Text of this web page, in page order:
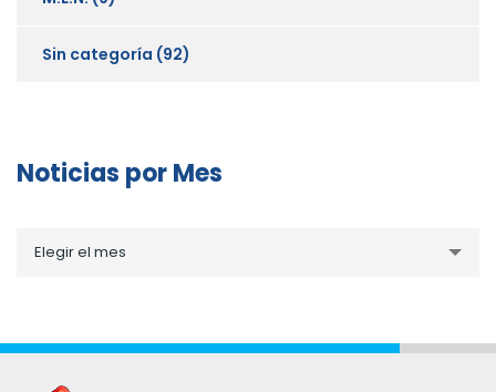
Sin categoría (92)
Noticias por Mes
porElegir el mes